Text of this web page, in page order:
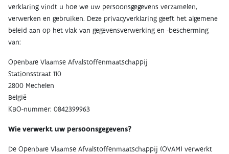
verklaring vindt u hoe we uw persoonsgegevens verzamelen,
verwerken en gebruiken. Deze privacyverklaring geeft het algemene
beleid aan op het vlak van gegevensverwerking en -bescherming
van:
Openbare Vlaamse Afvalstoffenmaatschappij
Stationsstraat 110
2800 Mechelen
België
KBO-nummer: 0842399963
Wie verwerkt uw persoonsgegevens?
De Openbare Vlaamse Afvalstoffenmaatschappij (OVAM) verwerkt